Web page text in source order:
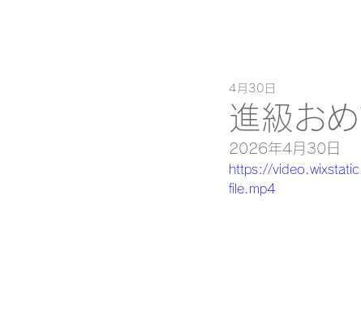
進級お
4月30日
2026年4月30日
https://
file.mp4